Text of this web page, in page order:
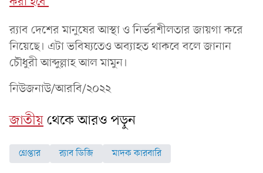
র‌্যাব দেশের মানুষের আস্থা ও নির্ভরশীলতার জায়গা করে
নিয়েছে। এটা ভবিষ্যতেও অব্যাহত থাকবে বলে জানান
চৌধুরী আব্দুল্লাহ আল মামুন।
নিউজনাউ/আরবি/২০২২
জাতীয়থেকে আরও পড়ুন
গ্রেপ্তার র‌্যাব ডিজি মাদক কারবারি